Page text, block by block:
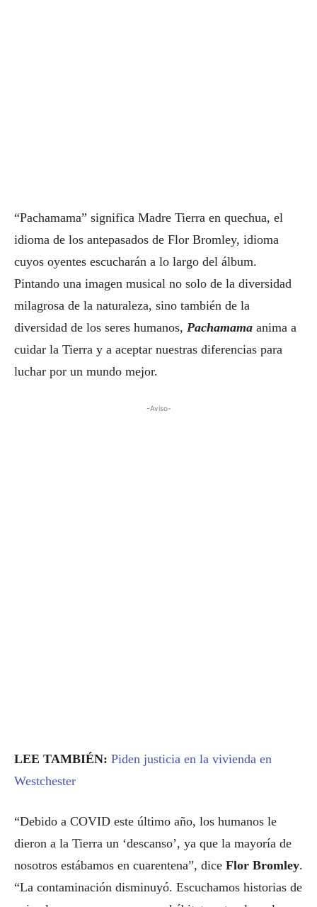
“Pachamama” significa Madre Tierra en quechua, el
idioma de los antepasados de Flor Bromley, idioma
cuyos oyentes escucharán a lo largo del álbum.
Pintando una imagen musical no solo de la diversidad
milagrosa de la naturaleza, sino también de la
diversidad de los seres humanos, Pachamama anima a
cuidar la Tierra y a aceptar nuestras diferencias para
luchar por un mundo mejor.
-Aviso-
LEE TAMBIÉN: Piden justicia en la vivienda en
Westchester
“Debido a COVID este último año, los humanos le
dieron a la Tierra un ‘descanso’, ya que la mayoría de
nosotros estábamos en cuarentena”, dice Flor Bromley.
“La contaminación disminuyó. Escuchamos historias de